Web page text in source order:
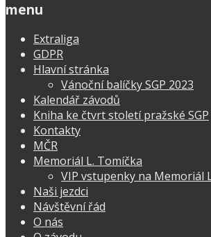
menu
Extraliga
GDPR
Hlavní stránka
Vánoční balíčky SGP 2023
Kalendář závodů
Kniha ke čtvrt století pražské SGP
Kontakty
MČR
Memoriál L. Tomíčka
VIP vstupenky na Memoriál
Naši jezdci
Návštěvní řád
O nás